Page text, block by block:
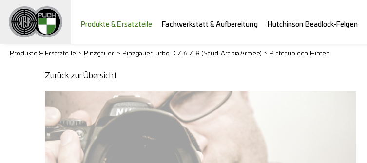
Produkte & Ersatzteile Fachwerkstatt & Aufbereitung Hutchinson Beadlock-Felgen
Produkte & Ersatzteile Pinzgauer Pinzgauer Turbo D 716-718 (Saudi Arabia Armee) Plateaublech Hinten
Zurück zur Übersicht